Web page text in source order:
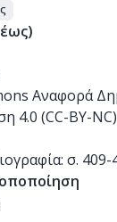
Αναφορά
4.0 (CC-BY-NC)
σ. 409-